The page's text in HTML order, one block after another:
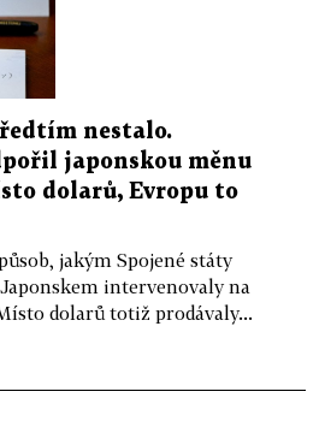
nestalo.
japonskou měnu
dolarů, Evropu to
jakým Spojené státy
intervenovaly na
dolarů totiž prodávaly...